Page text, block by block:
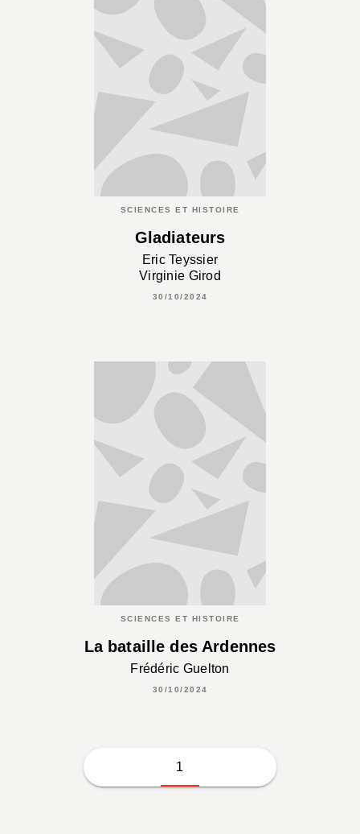
SCIENCES ET HISTOIRE
Gladiateurs
Eric Teyssier
Virginie Girod
30/10/2024
SCIENCES ET HISTOIRE
La bataille des Ardennes
Frédéric Guelton
30/10/2024
1